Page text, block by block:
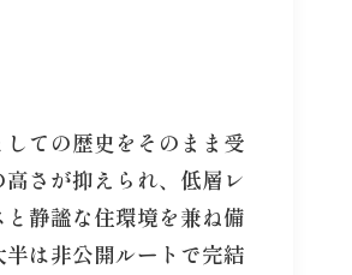
ての歴史をそのまま受
さが抑えられ、低層レ
静謐な住環境を兼ね備
は非公開ルートで完結